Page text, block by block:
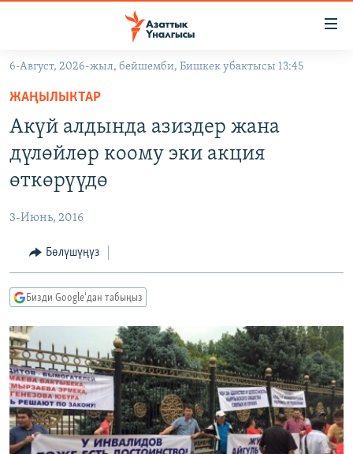
Навигацияга
өтүңүз
Издөөгө
салыңызКЫРГЫЗСТАН
МАДАНИЯТ
ДҮЙНӨ
УКРАИНА
ТВ ПРОГРАММАЛАР
БҮГҮН АЗАТТЫКТА
ДАНИСТЕ
ЭЖЕ-СИҢДИЛЕР
АЗАТТЫК+
ЫҢГАЙСЫЗ СУРООЛОР
ПОДКАСТ
Русский
ОНЛАЙН ШЕРИНЕ
6-Август, 2026-жыл, бейшемби, Бишкек убактысы 13:45
ЖАҢЫЛЫКТАР
Акүй алдында азиздер жана
дүлөйлөр коому эки акция
өткөрүүдө
3-Июнь, 2016
Бөлүшүңүз
Бизди Google'дан табыңыз